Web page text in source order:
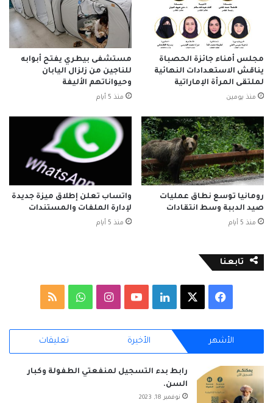
مجلس أمناء جائزة الحصباة
يناقش الاستعدادات النهائية
لملتقى المرأة الإماراتية
منذ يومين
مستشفى بيطري يفتح أبوابه
للناجين من زلزال اليابان
وحيواناتهم الأليفة
منذ 5 أيام
رومانيا توسع نطاق عمليات
صيد الدببة وسط انتقادات
منذ 5 أيام
واتساب تعلن إطلاق ميزة جديدة
لإدارة الملفات والمستندات
منذ 5 أيام
تابعنا
فيسبوك لينكدإن‫YouTubeانستقرامواتسابملخص
RSS الأشهر الأخيرة تعليقات
رابط بدء التسجيل لمنفعتي الطفولة وكبار
السن.
نوفمبر 18, 2023